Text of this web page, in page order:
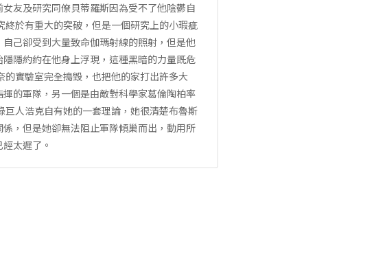
友及研究同僚貝蒂羅斯因為受不了他陰鬱自
於有重大的突破，但是一個研究上的小瑕疵
己卻受到大量致命伽瑪射線的照射，但是他
隱約約在他身上浮現，這種黑暗的力量既危
實驗室完全搗毀，也把他的家打出許多大
的軍隊，另一個是由敵對科學家葛倫陶柏率
人浩克自有她的一套理論，她很清楚布魯斯
，但是她卻無法阻止軍隊傾巢而出，動用所
太遲了。